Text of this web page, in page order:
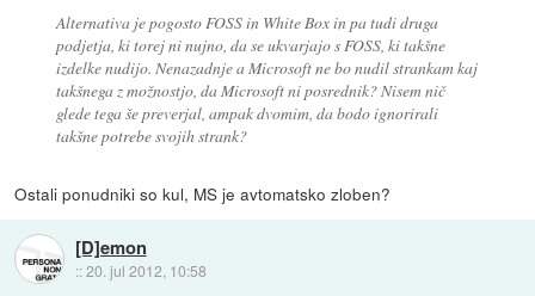
Alternativa je pogosto FOSS in White Box in pa tudi druga
podjetja, ki torej ni nujno, da se ukvarjajo s FOSS, ki takšne
izdelke nudijo. Nenazadnje a Microsoft ne bo nudil strankam kaj
takšnega z možnostjo, da Microsoft ni posrednik? Nisem nič
glede tega še preverjal, ampak dvomim, da bodo ignorirali
takšne potrebe svojih strank?
Ostali ponudniki so kul, MS je avtomatsko zloben?
[D]emon
::20. jul 2012, 10:58